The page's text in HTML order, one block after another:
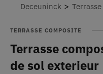
Deceuninck >
TERRASSE COMPOSITE
Terrasse
de sol exterieur